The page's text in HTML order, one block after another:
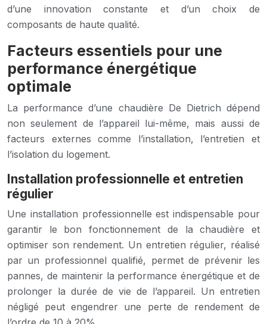
d’une innovation constante et d’un choix de
composants de haute qualité.
Facteurs essentiels pour une
performance énergétique
optimale
La performance d’une chaudière De Dietrich dépend
non seulement de l’appareil lui-même, mais aussi de
facteurs externes comme l’installation, l’entretien et
l’isolation du logement.
Installation professionnelle et entretien
régulier
Une installation professionnelle est indispensable pour
garantir le bon fonctionnement de la chaudière et
optimiser son rendement. Un entretien régulier, réalisé
par un professionnel qualifié, permet de prévenir les
pannes, de maintenir la performance énergétique et de
prolonger la durée de vie de l’appareil. Un entretien
négligé peut engendrer une perte de rendement de